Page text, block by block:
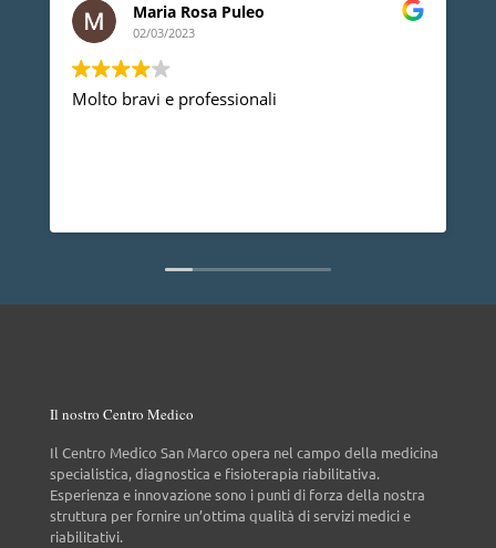
Ledino Comelli
Devo ringraziare il Dott. Gherbaz, per la
Il nostro Centro Medico
Il Centro Medico San Marco opera nel campo della medicina
specialistica, diagnostica e fisioterapia riabilitativa.
Esperienza e innovazione sono i punti di forza della nostra
struttura per fornire un’ottima qualità di servizi medici e
riabilitativi.